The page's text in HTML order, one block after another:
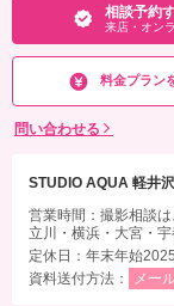
相談予約
来店・オン
料金プラン
問い合わせる
STUDIO AQUA 軽井
営業時間：撮影相談
立川・横浜・大宮・宇
定休日：年末年始
資料送付方法：
メー